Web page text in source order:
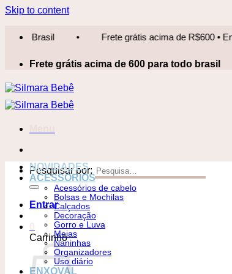
Skip to content
Frete grátis acima de R$600 • Entrega para todo
Frete grátis acima de 600 para todo brasil
Pesquisar por:
Entrar
Carrinho
NOVIDADES
ACESSÓRIOS
Acessórios de cabelo
Bolsas e Mochilas
Calçados
Decoração
Gorro e Luva
Meias
Naninhas
Organizadores
Uso diário
ENXOVAL